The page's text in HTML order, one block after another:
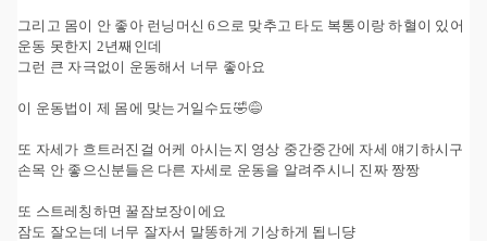
그리고 몸이 안 좋아 런닝머신 6으로 맞추고 타도 복통이랑 하혈이 있어
운동 못한지 2년째인데
그런 큰 자극없이 운동해서 너무 좋아요
이 운동법이 제 몸에 맞는거일수됴🤣😅
또 자세가 흐트러진걸 어케 아시는지 영상 중간중간에 자세 얘기하시구
손목 안 좋으신분들은 다른 자세로 운동을 알려주시니 진짜 짱짱
또 스트레칭하면 꿀잠보장이에요
잠도 잘오는데 너무 잘자서 말똥하게 기상하게 됩니댱